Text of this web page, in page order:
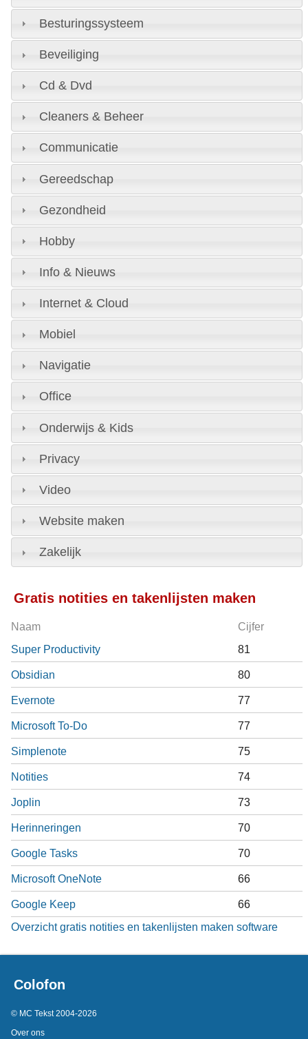
Besturingssysteem
Beveiliging
Cd & Dvd
Cleaners & Beheer
Communicatie
Gereedschap
Gezondheid
Hobby
Info & Nieuws
Internet & Cloud
Mobiel
Navigatie
Office
Onderwijs & Kids
Privacy
Video
Website maken
Zakelijk
Gratis notities en takenlijsten maken
Naam Cijfer
Super Productivity 81
Obsidian 80
Evernote 77
Microsoft To-Do 77
Simplenote 75
Notities 74
Joplin 73
Herinneringen 70
Google Tasks 70
Microsoft OneNote 66
Google Keep
66
Overzicht gratis notities en takenlijsten maken software
Colofon
© MC Tekst 2004-2026
Over ons